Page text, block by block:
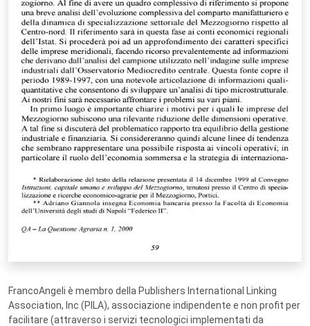
FrancoAngeli è membro della Publishers International Linking
Association, Inc (PILA), associazione indipendente e non profit per
facilitare (attraverso i servizi tecnologici implementati da